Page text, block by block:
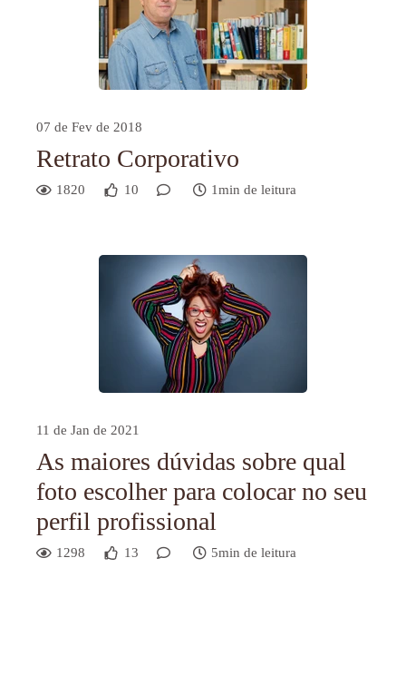
07 de Fev de 2018
Retrato Corporativo
1820 10 1min de leitura
11 de Jan de 2021
As maiores dúvidas sobre qual
foto escolher para colocar no seu
perfil profissional
1298 13 5min de leitura